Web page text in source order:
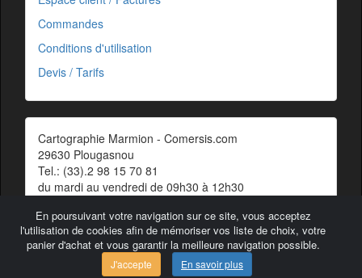
En poursuivant votre navigation sur ce site, vous acceptez
l'utilisation de cookies afin de mémoriser vos liste de choix, votre
panier d'achat et vous garantir la meilleure navigation possible.
J'accepte En savoir plus
Commandes
Conditions d'utilisation
Devis / Tarifs
Cartographie Marmion - Comersis.com
29630 Plougasnou
Tel.: (33).2 98 15 70 81
du mardi au vendredi de 09h30 à 12h30
Contact